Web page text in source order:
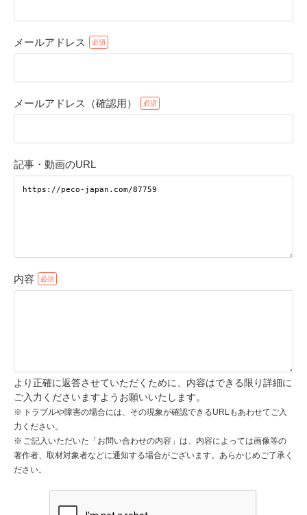
メールアドレス
メールアドレス（確認用）
記事・動画のURL
内容
より正確に返答させていただくために、内容はできる限り詳細に
ご入力くださいますようお願いいたします。
トラブルや障害の場合には、その現象が確認できるURLもあわせてご入
力ください。
ご記入いただいた「お問い合わせの内容」は、内容によっては画像等の
著作者、取材対象者などに通知する場合がございます。あらかじめご了承く
ださい。
アプリで開く